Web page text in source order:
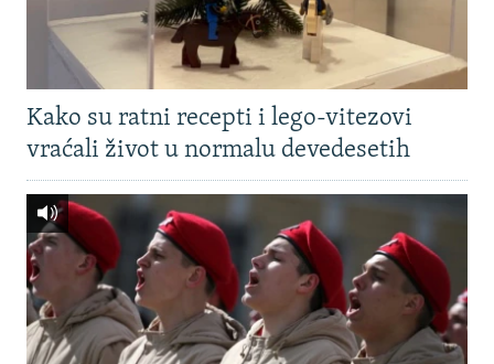
Kako su ratni recepti i lego-vitezovi
vraćali život u normalu devedesetih